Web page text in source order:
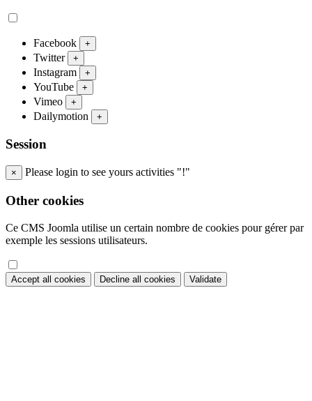
Facebook +
Twitter +
Instagram +
YouTube +
Vimeo +
Dailymotion +
Session
× Please login to see yours activities "!"
Other cookies
Ce CMS Joomla utilise un certain nombre de cookies pour gérer par
exemple les sessions utilisateurs.
Accept all cookies Decline all cookies Validate